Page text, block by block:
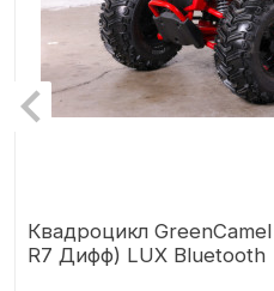
Квадроцикл
R7 Дифф) LUX Bluetooth